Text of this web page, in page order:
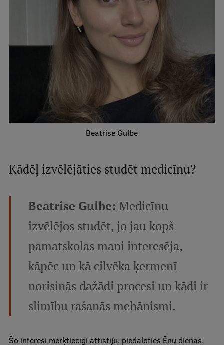
Starptautiskā sadarbība
Mobilitātes programmas
Starptautiskie projekti
Starptautiskie sadarbības partneri
EURAXESS RSU kontaktpunkts
EATRIS koordinators Latvijā
Beatrise Gulbe
Kādēļ izvēlējāties studēt medicīnu?
Beatrise Gulbe: Medicīnu
izvēlējos studēt, jo jau kopš
pamatskolas mani interesēja,
kāpēc un kā cilvēka ķermenī
norisinās dažādi procesi un kādi ir
slimību rašanās mehānismi.
Šo interesi mērķtiecīgi attīstīju, piedaloties Ēnu dienās,